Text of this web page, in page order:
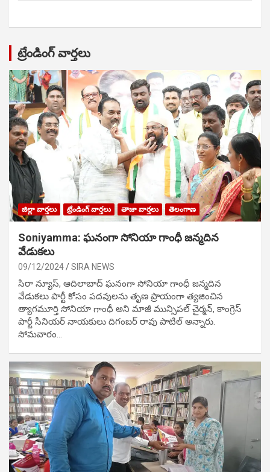
ట్రేండింగ్ వార్తలు
జిల్లా వార్తలు ట్రేండింగ్ వార్తలు తాజా వార్తలు తెలంగాణ
Soniyamma: ఘ‌నంగా సోనియా గాంధీ జ‌న్మ‌దిన
వేడుక‌లు
09/12/2024 SIRA NEWS
సిరా న్యూస్, ఆదిలాబాద్ ఘ‌నంగా సోనియా గాంధీ జ‌న్మ‌దిన
వేడుక‌లు పార్టీ కోసం ప‌ద‌వుల‌ను తృణ ప్రాయంగా త్య‌జించిన
త్యాగమూర్తి సోనియా గాంధీ అని మాజీ మున్సిప‌ల్ చైర్మ‌న్, కాంగ్రెస్
పార్టీ సీనియ‌ర్ నాయ‌కులు దిగంబ‌ర్ రావు పాటిల్ అన్నారు.
సోమవారం…